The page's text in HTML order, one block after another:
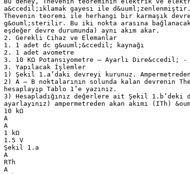
a&ccedil;ıklamak gayesi ile d&uuml;zenlenmiştir.
Thevenin teoremi ile herhangi bir karmaşık
g&ouml;sterilir. Bu iki nokta arasına
eşdeğer devre durumunda) aynı akım akar.
2. Gerekli Cihaz ve Elemanlar
1. 1 adet dc g&uuml;&ccedil; kaynağı
2. 1 adet avometre
3. 10 KΩ Potansiyometre – Ayarlı Dire&ccedil; -
3. Yapılacak İşlemler
1) Şekil 1.a’daki devreyi kurunuz.
2) A – B noktalarının solunda kalan devrenin
hesaplayıp Tablo 1’e yazınız.
3) Hesapladığınız değerlere ait Şekil
ayarlayınız) ampermetreden akan akımı (ITh)
10 kΩ
A
A
1 kΩ
1.5 V
Şekil 1.a
A
RTh
A